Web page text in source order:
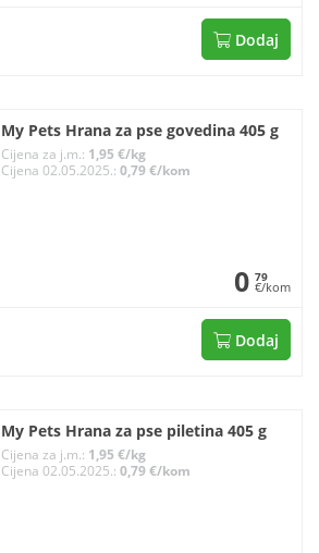
Dodaj
My Pets Hrana za pse govedina 405 g
Cijena za j.m.: 1,95 €/kg
Cijena 02.05.2025.: 0,79 €/kom
0 79
€/kom
Dodaj
My Pets Hrana za pse piletina 405 g
Cijena za j.m.: 1,95 €/kg
Cijena 02.05.2025.: 0,79 €/kom